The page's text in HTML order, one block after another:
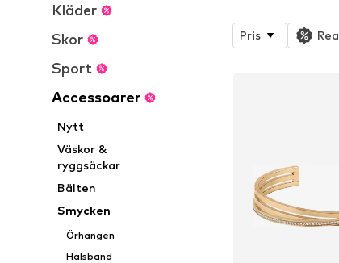
Kläder
Skor
Sport
Accessoarer
Nytt
Väskor &
ryggsäckar
Bälten
Smycken
Örhängen
Halsband
Pris Rea